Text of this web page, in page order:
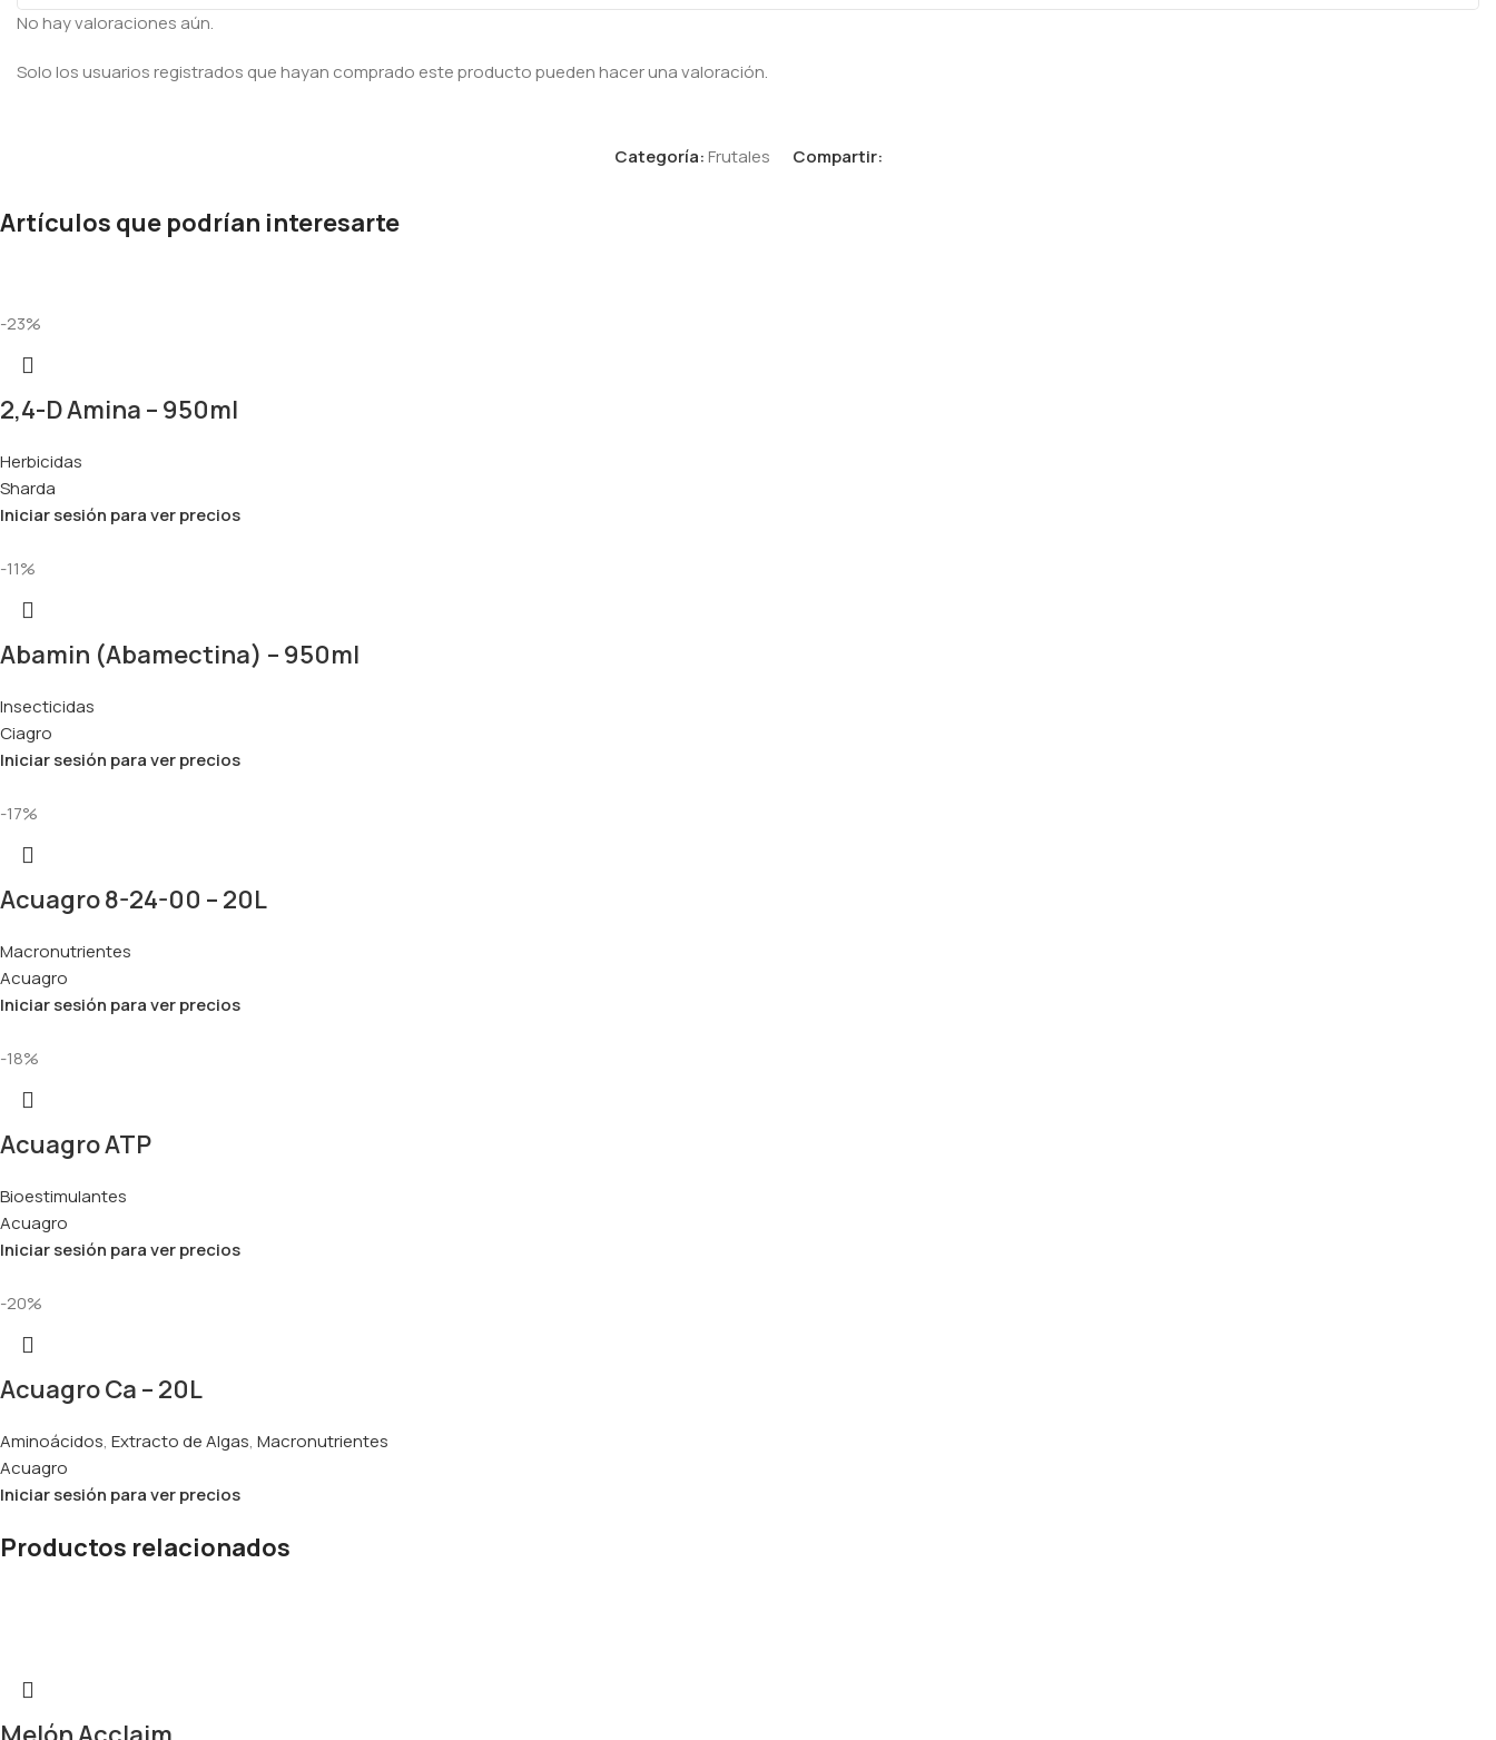
No hay valoraciones aún.
Solo los usuarios registrados que hayan comprado este producto pueden hacer una valoración.
Categoría:Frutales Compartir:
Artículos que podrían interesarte
-23%
2,4-D Amina – 950ml
Herbicidas
Sharda
Iniciar sesión para ver precios
-11%
Abamin (Abamectina) – 950ml
Insecticidas
Ciagro
Iniciar sesión para ver precios
-17%
Acuagro 8-24-00 – 20L
Macronutrientes
Acuagro
Iniciar sesión para ver precios
-18%
Acuagro ATP
Bioestimulantes
Acuagro
Iniciar sesión para ver precios
-20%
Acuagro Ca – 20L
Aminoácidos, Extracto de Algas, Macronutrientes
Acuagro
Iniciar sesión para ver precios
Productos relacionados